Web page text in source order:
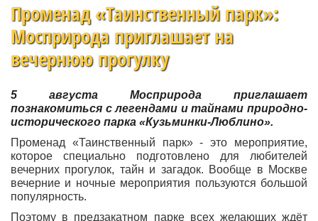
Променад «Таинственный парк»:
Мосприрода приглашает на
вечернюю прогулку
5 августа Мосприрода приглашает
познакомиться с легендами и тайнами природно-
исторического парка «Кузьминки-Люблино».
Променад «Таинственный парк» - это мероприятие,
которое специально подготовлено для любителей
вечерних прогулок, тайн и загадок. Вообще в Москве
вечерние и ночные мероприятия пользуются большой
популярность.
Поэтому в предзакатном парке всех желающих ждёт